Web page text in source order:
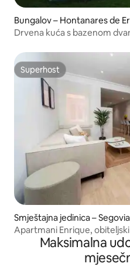
Bungalov – Hontanares de
Drvena kuća s bazenom
Superhost
Superhost
Smještajna jedinica – Segovia
Apartmani Enrique,
Maksimalna